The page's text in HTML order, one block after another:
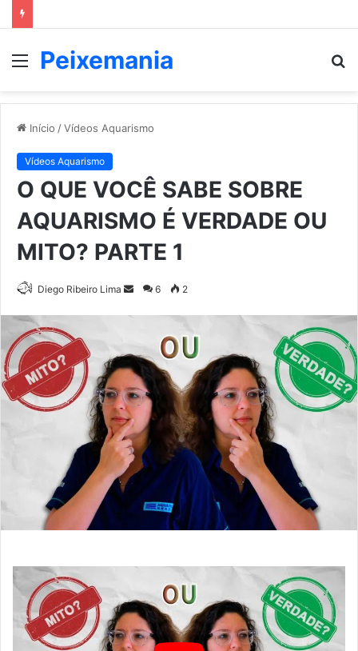
Menu
Peixemania
Início /Vídeos Aquarismo
Vídeos Aquarismo
O QUE VOCÊ SABE SOBRE
AQUARISMO É VERDADE OU
MITO? PARTE 1
Diego Ribeiro Lima
Mande
6 2